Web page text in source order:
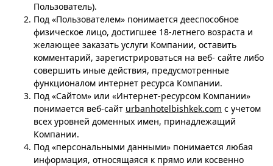
Пользователь).
Под «Пользователем» понимается дееспособное
физическое лицо, достигшее 18-летнего возраста и
желающее заказать услуги Компании, оставить
комментарий, зарегистрироваться на веб- сайте либо
совершить иные действия, предусмотренные
функционалом интернет ресурса Компании.
Под «Сайтом» или «Интернет-ресурсом Компании»
понимается веб-сайт urbanhotelbishkek.com с учетом
всех уровней доменных имен, принадлежащий
Компании.
Под «персональными данными» понимается любая
информация, относящаяся к прямо или косвенно